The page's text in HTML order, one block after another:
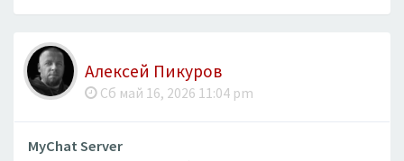
Алексей Пикуров
Сб май 16, 2026 11:04 pm
MyChat Server